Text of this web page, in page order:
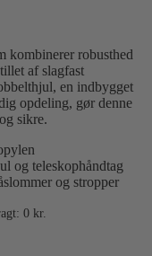
kombinerer robusthed
af slagfast
en indbygget
opdeling, gør denne
sikre.
og teleskophåndtag
og stropper
0 kr.